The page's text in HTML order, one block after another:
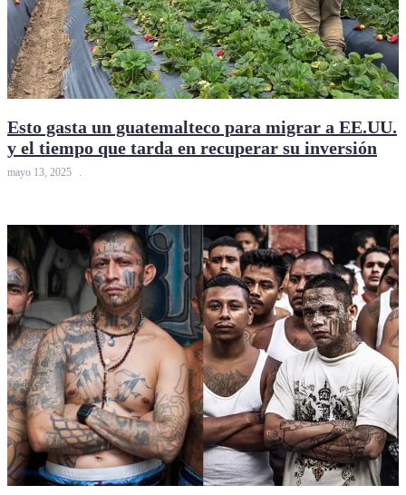
Esto gasta un guatemalteco para migrar a EE.UU.
y el tiempo que tarda en recuperar su inversión
mayo 13, 2025